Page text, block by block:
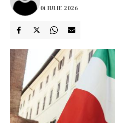
01 IULIE 2026